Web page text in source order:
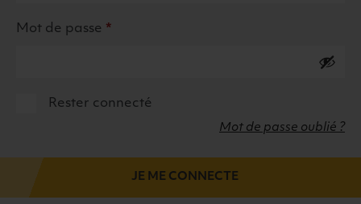
Mot de passe *
Rester connecté
JE ME CONNECTE
Mot de passe oublié ?